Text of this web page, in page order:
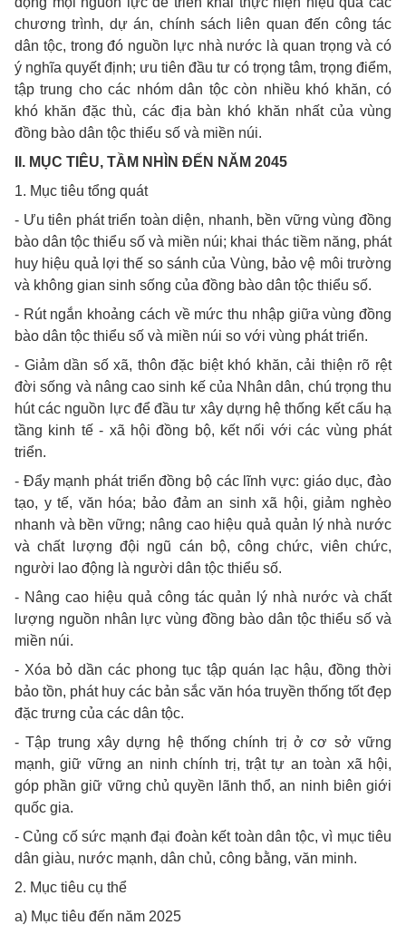
chương trình, dự án, chính sách liên quan đến công tác
dân tộc, trong đó nguồn lực nhà nước là quan trọng và có
ý nghĩa quyết định; ưu tiên đầu tư có trọng tâm, trọng điểm,
tập trung cho các nhóm dân tộc còn nhiều khó khăn, có
khó khăn đặc thù, các địa bàn khó khăn nhất của vùng
đồng bào dân tộc thiểu số và miền núi.
II. MỤC TIÊU, TẦM NHÌN ĐẾN NĂM 2045
1. Mục tiêu tổng quát
- Ưu tiên phát triển toàn diện, nhanh, bền vững vùng đồng
bào dân tộc thiểu số và miền núi; khai thác tiềm năng, phát
huy hiệu quả lợi thế so sánh của Vùng, bảo vệ môi trường
và không gian sinh sống của đồng bào dân tộc thiểu số.
- Rút ngắn khoảng cách về mức thu nhập giữa vùng đồng
bào dân tộc thiểu số và miền núi so với vùng phát triển.
- Giảm dần số xã, thôn đặc biệt khó khăn, cải thiện rõ rệt
đời sống và nâng cao sinh kế của Nhân dân, chú trọng thu
hút các nguồn lực để đầu tư xây dựng hệ thống kết cấu hạ
tầng kinh tế - xã hội đồng bộ, kết nối với các vùng phát
triển.
- Đẩy mạnh phát triển đồng bộ các lĩnh vực: giáo dục, đào
tạo, y tế, văn hóa; bảo đảm an sinh xã hội, giảm nghèo
nhanh và bền vững; nâng cao hiệu quả quản lý nhà nước
và chất lượng đội ngũ cán bộ, công chức, viên chức,
người lao động là người dân tộc thiểu số.
- Nâng cao hiệu quả công tác quản lý nhà nước và chất
lượng nguồn nhân lực vùng đồng bào dân tộc thiểu số và
miền núi.
- Xóa bỏ dần các phong tục tập quán lạc hậu, đồng thời
bảo tồn, phát huy các bản sắc văn hóa truyền thống tốt đẹp
đặc trưng của các dân tộc.
- Tập trung xây dựng hệ thống chính trị ở cơ sở vững
mạnh, giữ vững an ninh chính trị, trật tự an toàn xã hội,
góp phần giữ vững chủ quyền lãnh thổ, an ninh biên giới
quốc gia.
- Củng cố sức mạnh đại đoàn kết toàn dân tộc, vì mục tiêu
dân giàu, nước mạnh, dân chủ, công bằng, văn minh.
2. Mục tiêu cụ thể
a) Mục tiêu đến năm 2025